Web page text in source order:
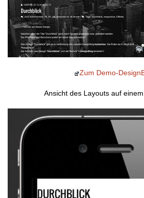
Zum Demo-
Ansicht des Layouts auf